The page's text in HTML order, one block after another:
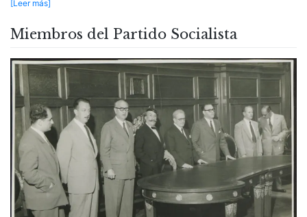
[Leer más]
Miembros del Partido Socialista